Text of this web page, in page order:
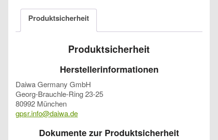
Produktsicherheit
Produktsicherheit
Herstellerinformationen
Daiwa Germany GmbH
Georg-Brauchle-Ring 23-25
80992 München
gpsr.info@daiwa.de
Dokumente zur Produktsicherheit